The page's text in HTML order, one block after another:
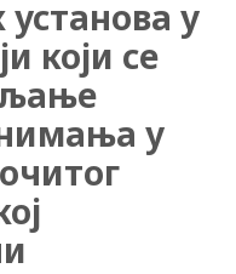
у
који се
у